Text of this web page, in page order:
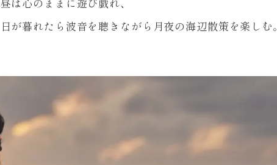
日が暮れたら波音を聴きながら 月夜の海辺散策を楽しむ。